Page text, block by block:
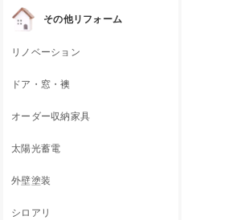
その他リフォーム
リノベーション
ドア・窓・襖
オーダー収納家具
太陽光蓄電
外壁塗装
シロアリ